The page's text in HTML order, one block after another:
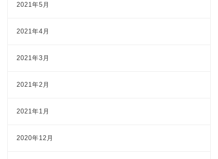
2021年5月
2021年4月
2021年3月
2021年2月
2021年1月
2020年12月